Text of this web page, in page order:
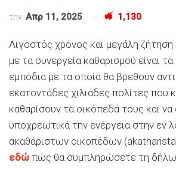
την Απρ 11, 2025 1,130
Λιγοστός χρόνος και μεγάλη ζήτηση
με τα συνεργεία καθαρισμού είναι
εμπόδια με τα οποία θα βρεθούν
εκατοντάδες χιλιάδες πολίτες που
καθαρίσουν τα οικόπεδά τους και
υποχρεωτικά την ενέργεια στην εν
ακαθάριστων οικοπέδων
εδώ πώς θα συμπληρώσετε τη